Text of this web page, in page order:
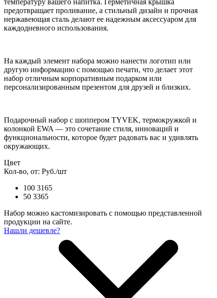
предотвращает проливание, а стильный дизайн и прочная
нержавеющая сталь делают ее надежным аксессуаром для
каждодневного использования.
На каждый элемент набора можно нанести логотип или
другую информацию с помощью печати, что делает этот
набор отличным корпоративным подарком или
персонализированным презентом для друзей и близких.
Подарочный набор с шоппером TYVEK, термокружкой и
колонкой EWA — это сочетание стиля, инноваций и
функциональности, которое будет радовать вас и удивлять
окружающих.
Цвет
Кол-во, от: Руб./шт
100 3165
50 3365
Набор можно кастомизировать с помощью представленной
продукции на сайте.
Нашли дешевле?